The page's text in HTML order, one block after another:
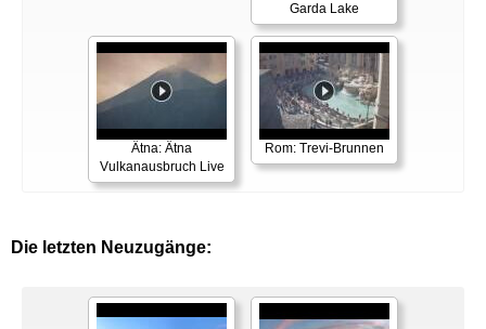
Garda Lake
Ätna: Ätna
Vulkanausbruch Live
Rom: Trevi-Brunnen
Die letzten Neuzugänge: